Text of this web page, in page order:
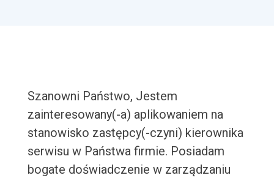
Szanowni Państwo, Jestem
zainteresowany(-a) aplikowaniem na
stanowisko zastępcy(-czyni) kierownika
serwisu w Państwa firmie. Posiadam
bogate doświadczenie w zarządzaniu